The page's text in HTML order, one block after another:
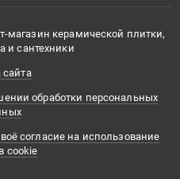
магазин керамической плитки,
и сантехники
сайта
обработки персональных
согласие на использование
cookie